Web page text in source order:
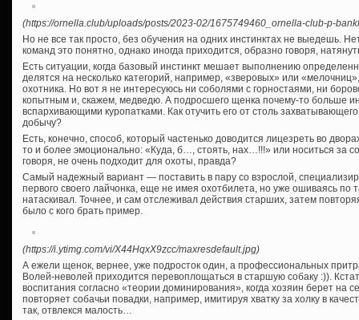
(https://ornella.club/uploads/posts/2023-02/1675749460_ornella-club-p-
Но не все так просто, без обучения на одних инстинктах не выедешь.
команд это понятно, однако иногда приходится, образно говоря,
Есть ситуации, когда базовый инстинкт мешает выполнению
делятся на несколько категорий, например, «зверовых» или
охотника. Но вот я не интересуюсь ни соболями с горностаями, ни
копытным и, скажем, медведю. А подросшего щенка почему-то больше
вспархивающими куропатками. Как отучить его от столь
добычу?
Есть, конечно, способ, который частенько доводится лицезреть во
то и более эмоционально: «Куда, б…, стоять, нах…!!!» или носиться за
говоря, не очень подходит для охоты, правда?
Самый надежный вариант — поставить в пару со взрослой,
первого своего лайчонка, еще не имея охотбилета, но уже ошиваясь по
натаскивал. Точнее, и сам отслеживал действия старших, затем
было с кого брать пример.
(https://i.ytimg.com/vi/X44HqxX9zcc/maxresdefault.jpg)
А ежели щенок, вернее, уже подросток один, а профессиональных
Волей-неволей приходится перевоплощаться в старшую собаку :)).
воспитания согласно «теории доминирования», когда хозяин берет на
повторяет собачьи повадки, например, имитируя хватку за холку в
так, отвлекся малость…